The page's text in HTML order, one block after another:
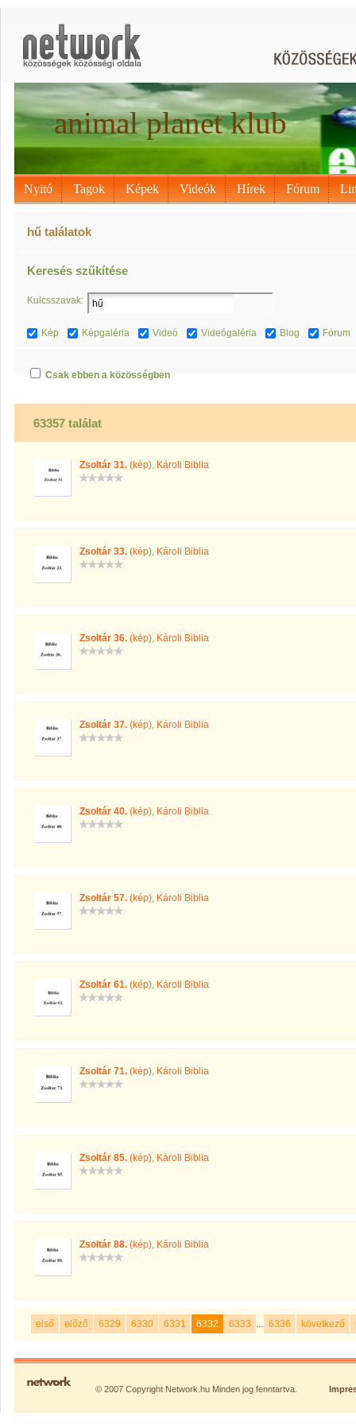
animal planet klub
Nyitó Tagok Képek Videók Hírek Fórum
hű találatok
Keresés szűkítése
Kulcsszavak:
Kép Képgaléria Videó Videógaléria Blog Fórum
Csak ebben a közösségben
63357 találat
Zsoltár 31. (kép), Károli Biblia
Zsoltár 33. (kép), Károli Biblia
Zsoltár 36. (kép), Károli Biblia
Zsoltár 37. (kép), Károli Biblia
Zsoltár 40. (kép), Károli Biblia
Zsoltár 57. (kép), Károli Biblia
Zsoltár 61. (kép), Károli Biblia
Zsoltár 71. (kép), Károli Biblia
Zsoltár 85. (kép), Károli Biblia
Zsoltár 88. (kép), Károli Biblia
első előző 6329 6330 6331 6332 6333 ... 6336 következő
© 2007 Copyright Network.hu Minden jog fenntartva.